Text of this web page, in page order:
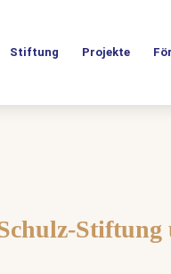
Stiftung Projekte
Stiftung